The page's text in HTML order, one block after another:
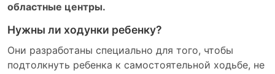
областные центры.
Нужны ли ходунки ребенку?
Они разработаны специально для того, чтобы
подтолкнуть ребенка к самостоятельной ходьбе, не